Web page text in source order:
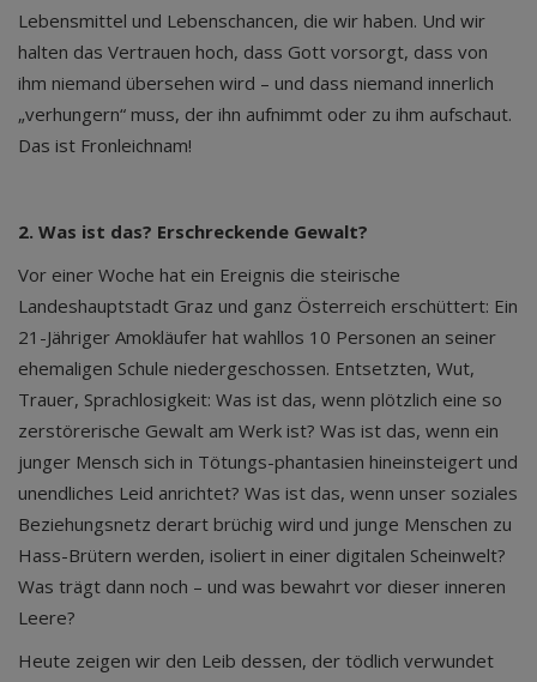
Lebensmittel und Lebenschancen, die wir haben. Und wir
halten das Vertrauen hoch, dass Gott vorsorgt, dass von
ihm niemand übersehen wird – und dass niemand innerlich
„verhungern“ muss, der ihn aufnimmt oder zu ihm aufschaut.
Das ist Fronleichnam!
2. Was ist das? Erschreckende Gewalt?
Vor einer Woche hat ein Ereignis die steirische
Landeshauptstadt Graz und ganz Österreich erschüttert: Ein
21-Jähriger Amokläufer hat wahllos 10 Personen an seiner
ehemaligen Schule niedergeschossen. Entsetzten, Wut,
Trauer, Sprachlosigkeit: Was ist das, wenn plötzlich eine so
zerstörerische Gewalt am Werk ist? Was ist das, wenn ein
junger Mensch sich in Tötungs-phantasien hineinsteigert und
unendliches Leid anrichtet? Was ist das, wenn unser soziales
Beziehungsnetz derart brüchig wird und junge Menschen zu
Hass-Brütern werden, isoliert in einer digitalen Scheinwelt?
Was trägt dann noch – und was bewahrt vor dieser inneren
Leere?
Heute zeigen wir den Leib dessen, der tödlich verwundet